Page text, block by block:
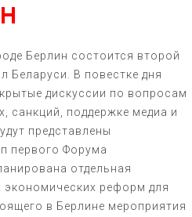
Берлин состоится второй
Беларуси. В повестке дня
дискуссии по вопросам
санкций, поддержке медиа и
представлены
первого Форума
отдельная
экономических реформ для
в Берлине мероприятия